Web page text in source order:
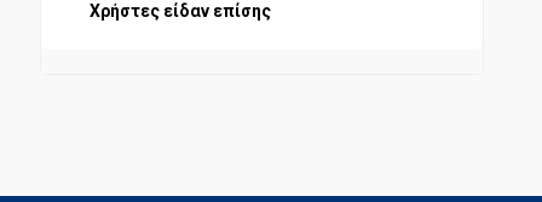
Χρήστες είδαν επίσης